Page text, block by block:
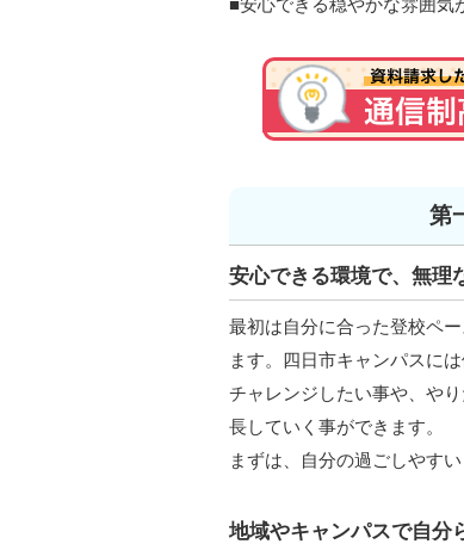
■安心できる穏やかな雰囲気
第
安心できる環境で、無理
最初は自分に合った登校ペ
ます。四日市キャンパスに
チャレンジしたい事や、や
長していく事ができます。
まずは、自分の過ごしやす
地域やキャンパスで自分